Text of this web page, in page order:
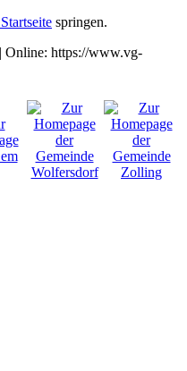
springen.
| Online: https://www.vg-